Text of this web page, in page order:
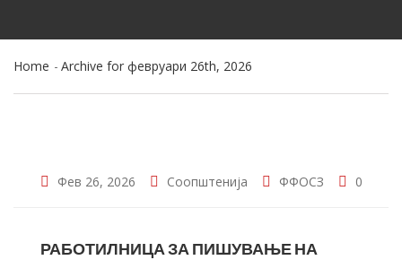
Home Archive for февруари 26th, 2026
Фев 26, 2026 Соопштенија ФФОСЗ 0
РАБОТИЛНИЦА ЗА ПИШУВАЊЕ НА